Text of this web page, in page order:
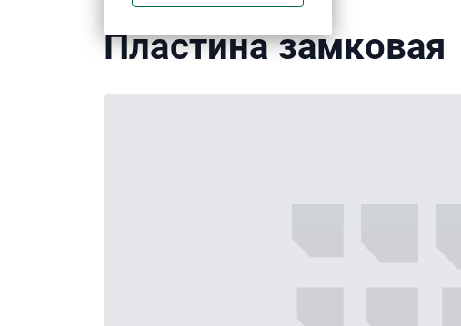
Пластина замковая
Пластина замковая